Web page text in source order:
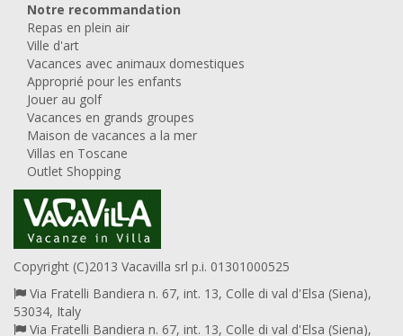
Notre recommandation
Repas en plein air
Ville d'art
Vacances avec animaux domestiques
Approprié pour les enfants
Jouer au golf
Vacances en grands groupes
Maison de vacances a la mer
Villas en Toscane
Outlet Shopping
Copyright (C)2013 Vacavilla srl p.i. 01301000525
Via Fratelli Bandiera n. 67, int. 13, Colle di val d'Elsa (Siena),
53034, Italy
Via Fratelli Bandiera n. 67, int. 13, Colle di val d'Elsa (Siena),